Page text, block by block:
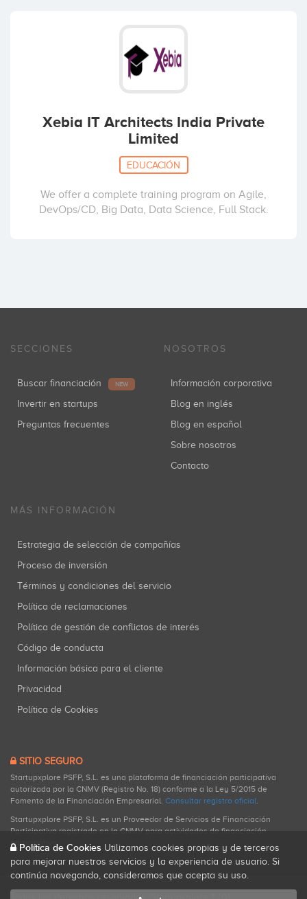
Xebia IT Architects India Private
Limited
EDUCACIÓN
We offer a complete training program on Agile,
DevOps/CD, Big Data, Data Science, Full Stack.
SECCIONES
Buscar financiación NEW
Invertir en startups
Preguntas frecuentes
NOSOTROS
Información corporativa
Blog en inglés
Blog en español
Sobre nosotros
Contacto
MÁS INFORMACIÓN
Estrategia de selección de compañías
Proceso de inversión
Términos y condiciones del servicio
Política de reclamaciones
Política de gestión de conflictos de interés
Código de conducta
Información básica para el cliente
Privacidad
Política de Cookies
SITIO SEGURO
Startupxplore PSFP, S.L. es una plataforma de financiación participativa
autorizada por la CNMV (Registro No. 18) conforme a la Ley 5/2015 de
Fomento de la Financiación Empresarial. Consultar registro oficial
Startupxplore PSFP, S.L. es un Proveedor de Servicios de Financiación
Participativa registrado en la CNMV para actividades de financiación
participativa.
Política de Cookies Utilizamos cookies propias y de terceros
para mejorar nuestros servicios y la experiencia de usuario. Si
continúa navegando, consideramos que acepta su uso.